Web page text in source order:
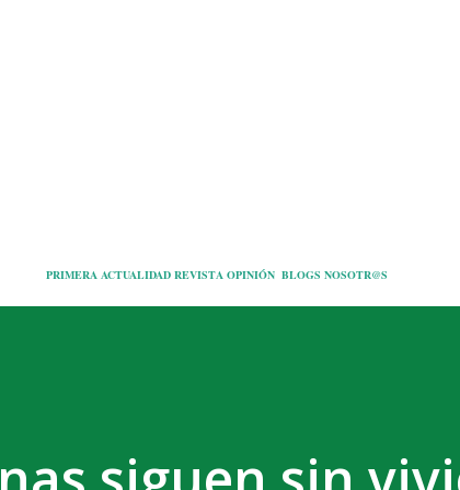
PRIMERA ACTUALIDAD REVISTA OPINIÓN BLOGS NOSOTR@S